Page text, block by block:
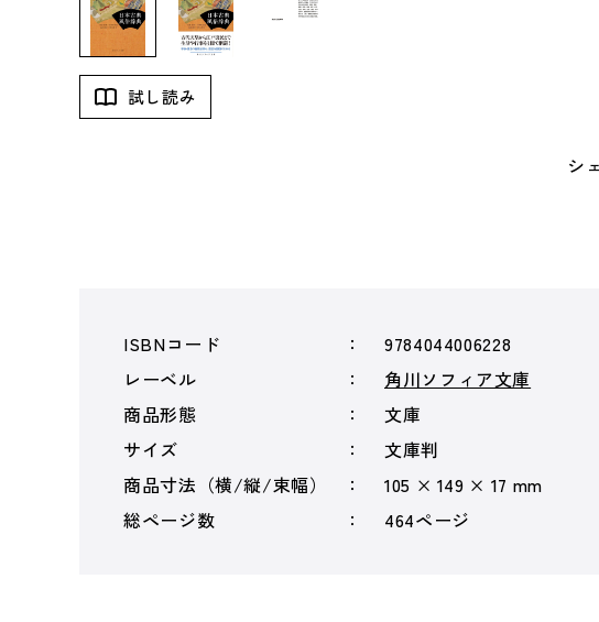
試し読み
シ
ISBNコード
9784044006228
レーベル
角川ソフィア文庫
商品形態
文庫
サイズ
文庫判
商品寸法（横/縦/束幅）
105 × 149 × 17 mm
総ページ数
464ページ